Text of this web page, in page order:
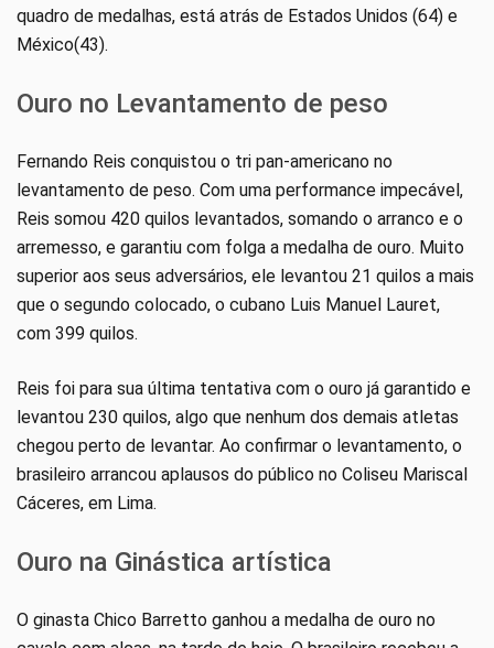
quadro de medalhas, está atrás de Estados Unidos (64) e
México(43).
Ouro no Levantamento de peso
Fernando Reis conquistou o tri pan-americano no
levantamento de peso. Com uma performance impecável,
Reis somou 420 quilos levantados, somando o arranco e o
arremesso, e garantiu com folga a medalha de ouro. Muito
superior aos seus adversários, ele levantou 21 quilos a mais
que o segundo colocado, o cubano Luis Manuel Lauret,
com 399 quilos.
Reis foi para sua última tentativa com o ouro já garantido e
levantou 230 quilos, algo que nenhum dos demais atletas
chegou perto de levantar. Ao confirmar o levantamento, o
brasileiro arrancou aplausos do público no Coliseu Mariscal
Cáceres, em Lima.
Ouro na Ginástica artística
O ginasta Chico Barretto ganhou a medalha de ouro no